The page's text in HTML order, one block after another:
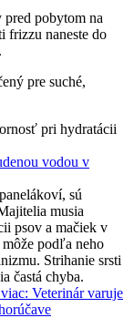
pobytom na
frizzu naneste do
vodou v
sú
musia
psov a mačiek v
podľa neho
Strihanie srsti
častá chyba.
: Veterinár varuje